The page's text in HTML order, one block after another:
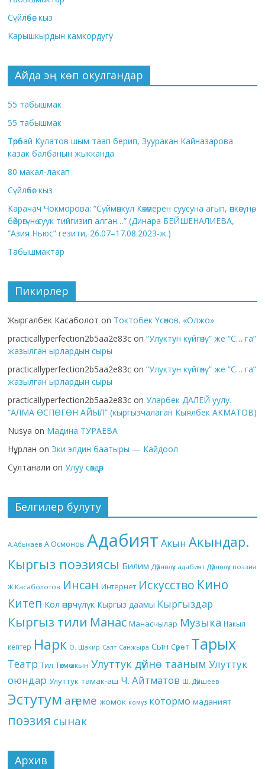
Сүйлөбөс кыз
Карышкырдын камкордугу
Айда эң көп окулгандар
55 табышмак
55 табышмак
Төрөбай Кулатов шым таап берип, Зууракан Кайназарова
казак балбанын жыкканда
80 макал-лакап
Сүйлөбөс кыз
Карачач Чокморова: “Сүймөнкул Көкөмерен суусуна агып, өпкөсүнө,
бөйрөгүнө суук тийгизип алган…” (Динара БЕЙШЕНАЛИЕВА,
“Азия Ньюс” гезити, 26.07–17.08.2023-ж.)
Табышмактар
Пикирлер
Жыргалбек Касаболот on Токтобек Үсөнов. «Олжо»
practicallyperfection2b5aa2e83c on“Улуктун күйгөнү” же “С… га”
жазылган ырлардын сыры
practicallyperfection2b5aa2e83c on“Улуктун күйгөнү” же “С… га”
жазылган ырлардын сыры
practicallyperfection2b5aa2e83c onУларбек ДАЛЕЙ уулу.
“АЛМА ӨСПӨГӨН АЙЫЛ” (кыргызчалаган Кыялбек АКМАТОВ)
Nusya on Мадина ТУРАЕВА
Нұрлан on Эки элдин баатыры — Кайдоол
Султанали onУлуу сөздөр
Белгилер булуту
А.Абыкаев А.Осмонов Адабият Акын Акындар.
Кыргыз поэзиясы Билим Дүйнөлүк адабият Дүйнөлүк поэзия
Ж.Касаболотов Инсан Интернет Искусство Кино
Китеп Кол өнөрчүлүк Кыргыз даамы Кыргыздар
Кыргыз тили Манас Манасчылар Музыка Накыл
кептер Нарк О. Шакир Салт Санжыра Сын Сүрөт Тарых
Театр Тил Төкмө акын Улуттук дүйнө тааным Улуттук
оюндар Улуттук тамак-аш Ч. Айтматов Ш. Дүйшеев
Эстутум аңгеме жомок комуз котормо маданият
поэзия сынак
Архив